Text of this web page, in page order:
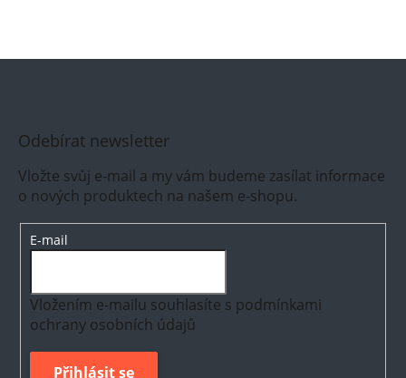
Odebírat newsletter
Vložte svůj e-mail a my vám budeme zasílat informace
o nových produktech na našem e-shopu.
E-mail
Vložením e-mailu souhlasíte s podmínkami
ochrany osobních údajů
Přihlásit se